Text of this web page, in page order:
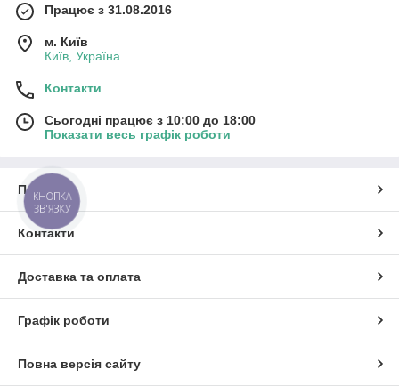
Працює з 31.08.2016
м. Київ
Київ, Україна
Контакти
Сьогодні працює з 10:00 до 18:00
Показати весь графік роботи
Про нас
Контакти
Доставка та оплата
Графік роботи
Повна версія сайту
КНОПКА
ЗВ'ЯЗКУ